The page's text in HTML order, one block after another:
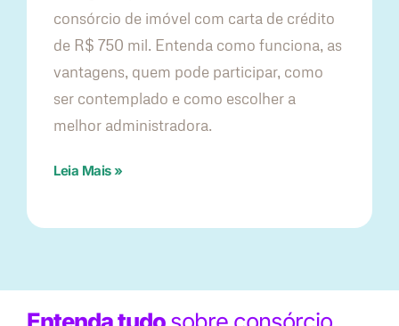
consórcio de imóvel com carta de crédito
de R$ 750 mil. Entenda como funciona, as
vantagens, quem pode participar, como
ser contemplado e como escolher a
melhor administradora.
Leia Mais »